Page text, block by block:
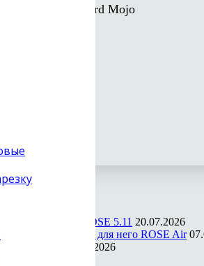
наушников Chord Mojo
в прошивке ROSE 5.11 20.07.2026
приложение для него ROSE Air
Quartet
23.06.2026